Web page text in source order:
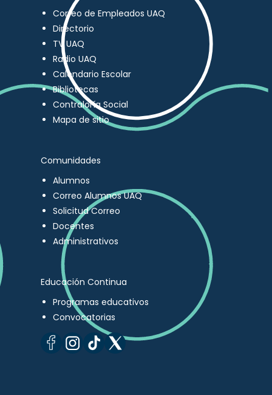
Correo de Empleados UAQ
Directorio
TV UAQ
Radio UAQ
Calendario Escolar
Bibliotecas
Contraloría Social
Mapa de sitio
Comunidades
Alumnos
Correo Alumnos UAQ
Solicitud Correo
Docentes
Administrativos
Educación Continua
Programas educativos
Convocatorias